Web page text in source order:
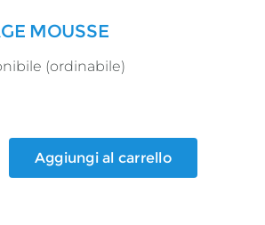
MOUSSE
(ordinabile)
Aggiungi al carrello